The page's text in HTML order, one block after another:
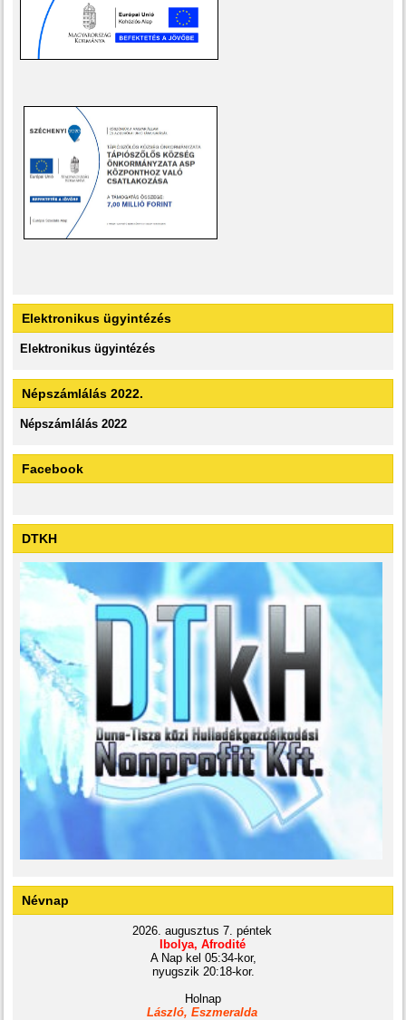
Elektronikus ügyintézés
Elektronikus ügyintézés
Népszámlálás 2022.
Népszámlálás 2022
Facebook
DTKH
Névnap
2026. augusztus 7. péntek
Ibolya, Afrodité
A Nap kel 05:34-kor,
nyugszik 20:18-kor.
Holnap
László, Eszmeralda